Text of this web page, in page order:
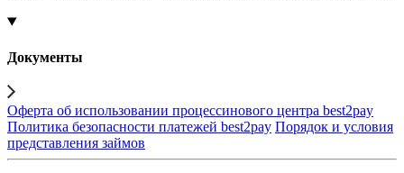
Документы
Оферта об использовании процессинового центра best2pay
Политика безопасности платежей best2pay Порядок и условия
представления займов